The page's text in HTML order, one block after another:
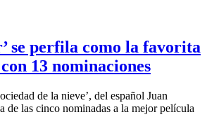
se perfila como la favorita
13 nominaciones
de la nieve’, del español Juan
de las cinco nominadas a la mejor película